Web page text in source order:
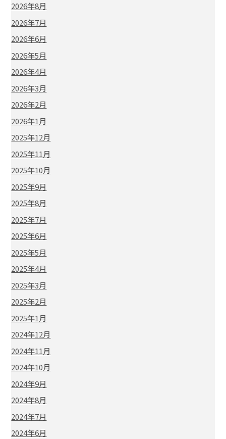
2026年8月
2026年7月
2026年6月
2026年5月
2026年4月
2026年3月
2026年2月
2026年1月
2025年12月
2025年11月
2025年10月
2025年9月
2025年8月
2025年7月
2025年6月
2025年5月
2025年4月
2025年3月
2025年2月
2025年1月
2024年12月
2024年11月
2024年10月
2024年9月
2024年8月
2024年7月
2024年6月